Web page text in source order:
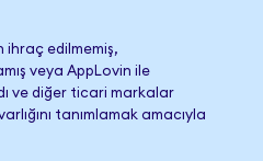
ihraç edilmemiş,
veya AppLovin ile
ve diğer ticari markalar
tanımlamak amacıyla